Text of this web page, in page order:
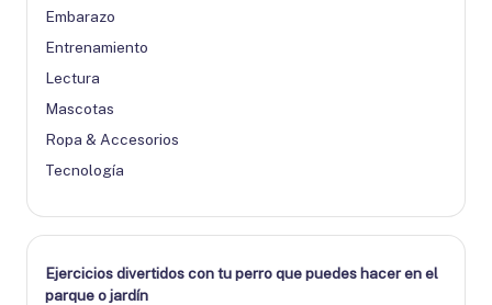
Embarazo
Entrenamiento
Lectura
Mascotas
Ropa & Accesorios
Tecnología
Ejercicios divertidos con tu perro que puedes hacer en el
parque o jardín